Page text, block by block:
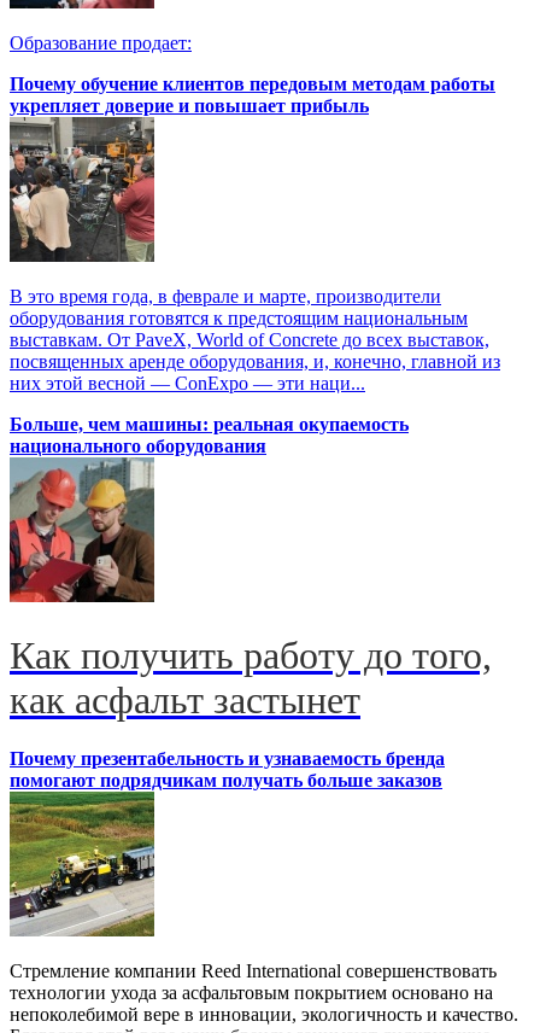
Образование продает:
Почему обучение клиентов передовым методам работы
укрепляет доверие и повышает прибыль
В это время года, в феврале и марте, производители
оборудования готовятся к предстоящим национальным
выставкам. От PaveX, World of Concrete до всех выставок,
посвященных аренде оборудования, и, конечно, главной из
них этой весной — ConExpo — эти наци...
Больше, чем машины: реальная окупаемость
национального оборудования
Как получить работу до того,
как асфальт застынет
Почему презентабельность и узнаваемость бренда
помогают подрядчикам получать больше заказов
Стремление компании Reed International совершенствовать
технологии ухода за асфальтовым покрытием основано на
непоколебимой вере в инновации, экологичность и качество.